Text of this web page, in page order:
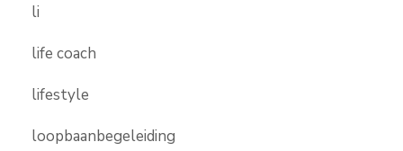
li
life coach
lifestyle
loopbaanbegeleiding